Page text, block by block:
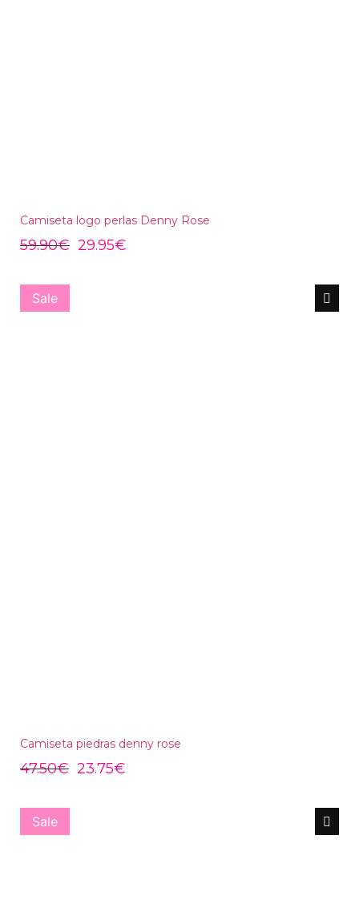
Camiseta logo perlas Denny Rose
59.90€ 29.95€
Sale
Camiseta piedras denny rose
47.50€ 23.75€
Sale